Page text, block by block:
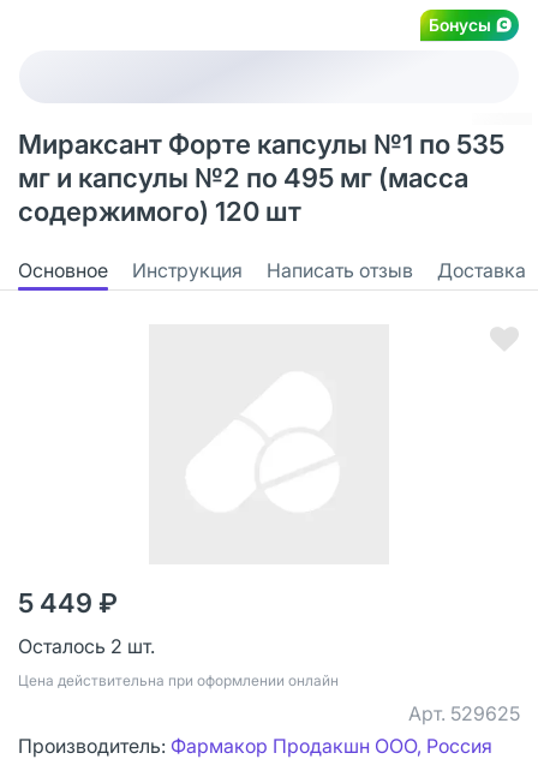
Бонусы
Мираксант Форте капсулы №1 по 535
мг и капсулы №2 по 495 мг (масса
содержимого) 120 шт
Основное Инструкция Написать отзыв Доставка
5 449 ₽
Осталось 2 шт.
Цена действительна при оформлении онлайн
Арт. 529625
Производитель: Фармакор Продакшн ООО, Россия